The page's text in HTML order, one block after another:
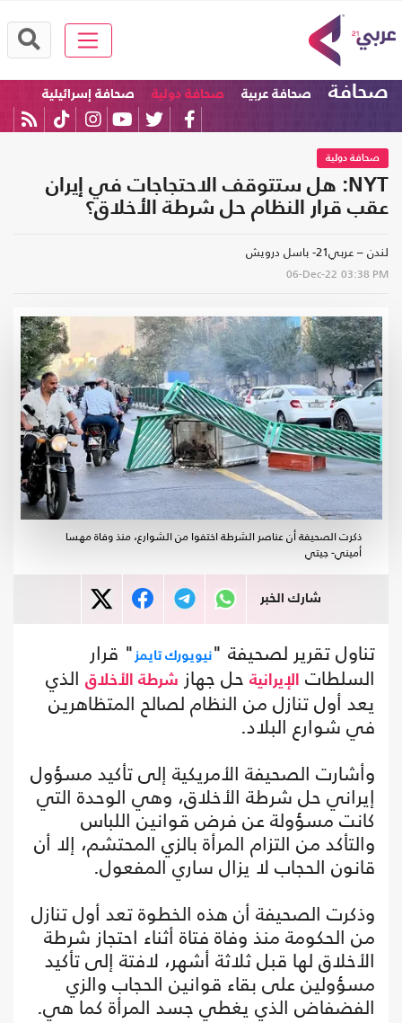
صحافة صحافة عربية صحافة دولية صحافة إسرائيلية
صحافة دولية
NYT: هل ستتوقف الاحتجاجات في إيران
عقب قرار النظام حل شرطة الأخلاق؟
لندن – عربي21- باسل درويش
06-Dec-22 03:38 PM
ذكرت الصحيفة أن عناصر الشرطة اختفوا من الشوارع، منذ وفاة مهسا
أميني- جيتي
شارك الخبر
تناول تقرير لصحيفة "نيويورك تايمز" قرار
السلطات
الإيرانية حل جهاز شرطة الأخلاق الذي
يعد أول تنازل من النظام لصالح المتظاهرين
في شوارع البلاد.
وأشارت الصحيفة الأمريكية إلى تأكيد مسؤول
إيراني حل شرطة الأخلاق، وهي الوحدة التي
كانت مسؤولة عن فرض قوانين اللباس
والتأكد من التزام المرأة بالزي المحتشم، إلا أن
قانون الحجاب لا يزال ساري المفعول.
وذكرت الصحيفة أن هذه الخطوة تعد أول تنازل
من الحكومة منذ وفاة فتاة أثناء احتجاز شرطة
الأخلاق لها قبل ثلاثة أشهر، لافتة إلى تأكيد
مسؤولين على بقاء قوانين الحجاب والزي
الفضفاض الذي يغطي جسد المرأة كما هي.